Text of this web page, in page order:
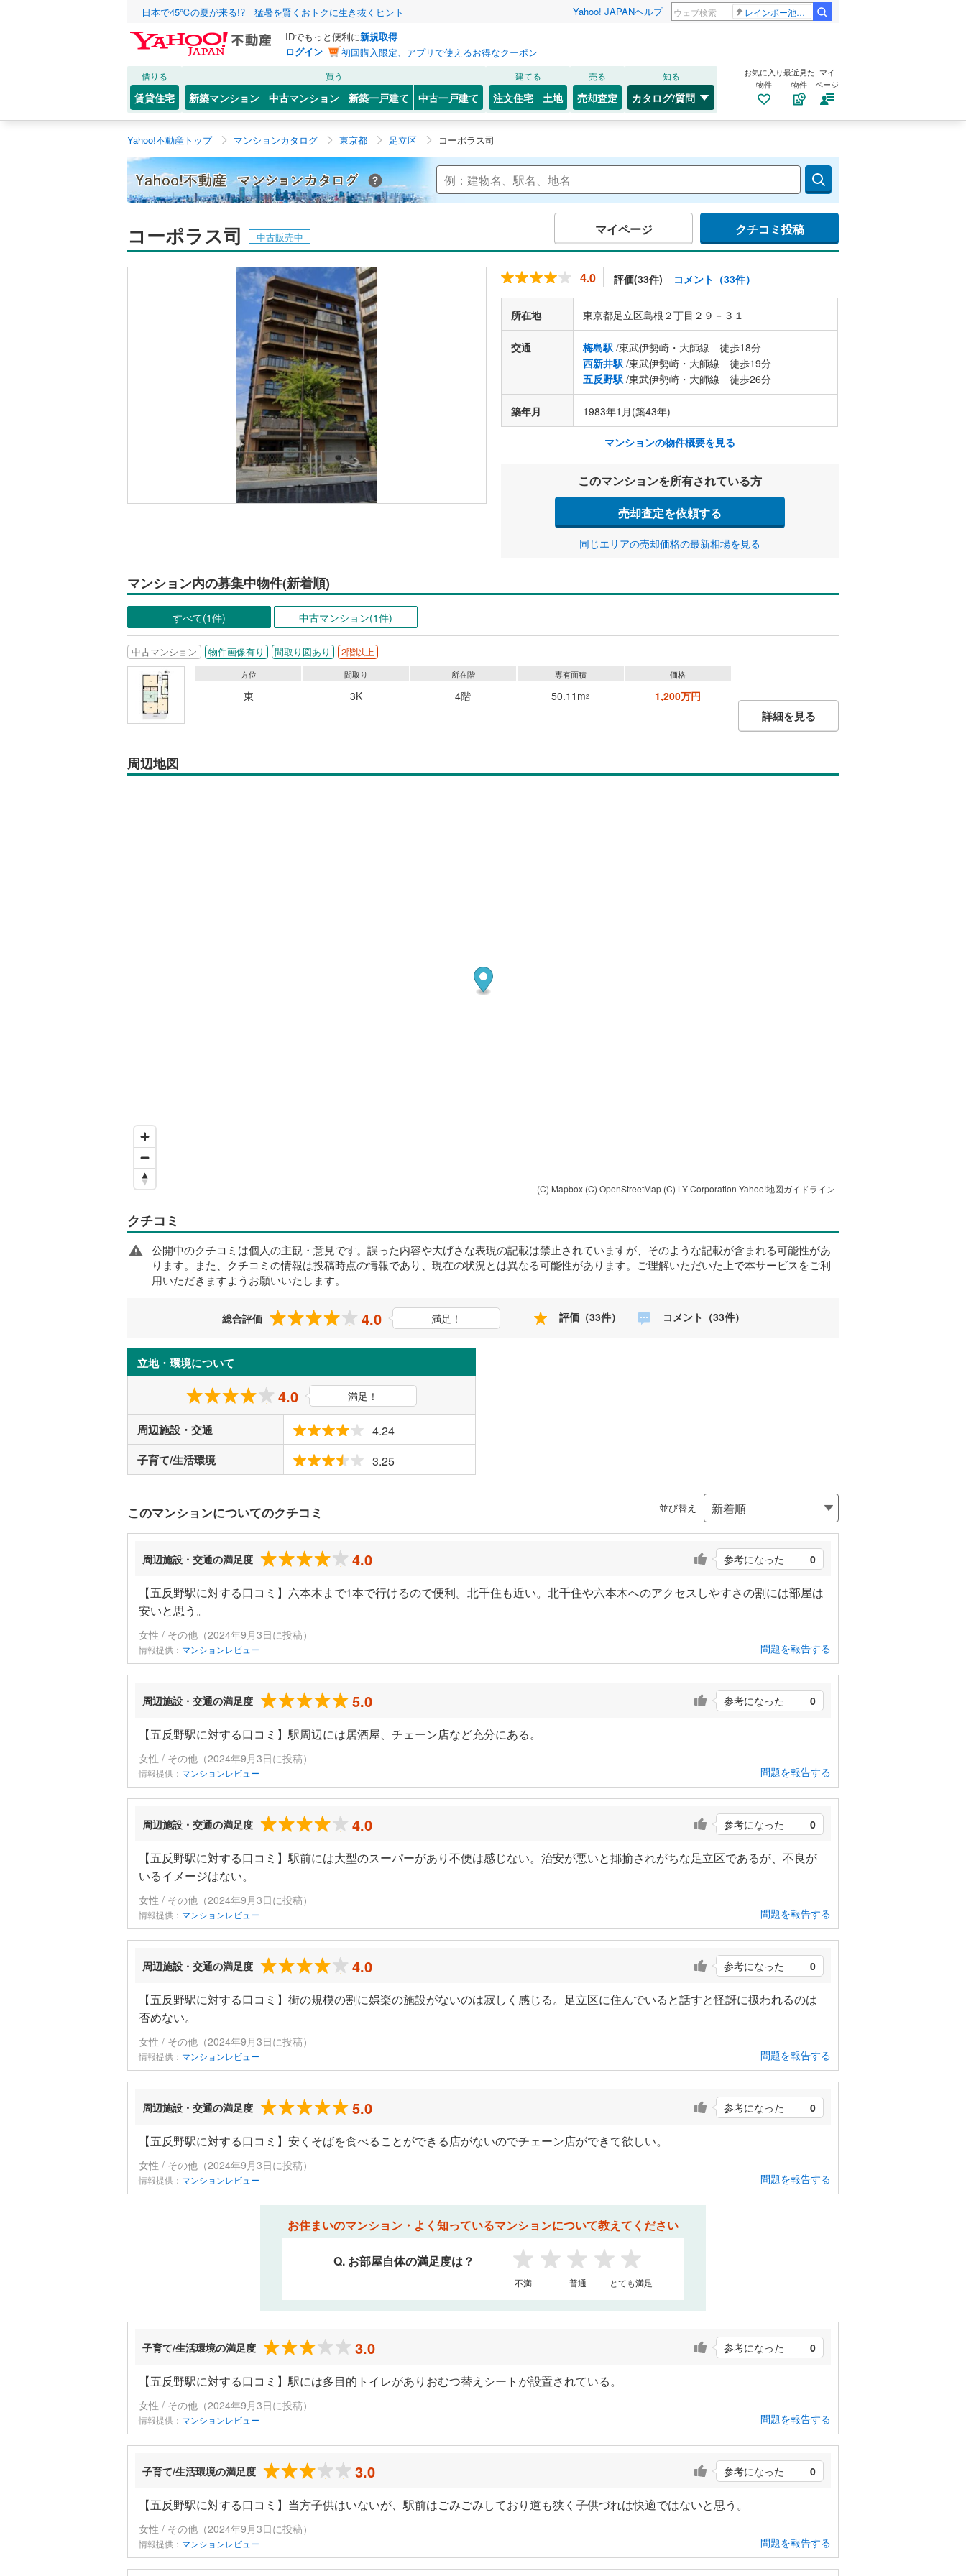
日本で45℃の夏が来る!? 猛暑を賢くおトクに生き抜くヒント Yahoo! JAPANヘルプ レインボー池田 佐藤佳奈アナ
IDでもっと便利に新規取得
ログイン
初回購入限定、アプリで使えるお得なクーポン
借りる
賃貸住宅
買う
新築マンション 中古マンション 新築一戸建て 中古一戸建て
建てる
注文住宅 土地
売る
売却査定
知る
カタログ/質問
お気に入り
物件
最近見た
物件
マイ
ページ
Yahoo!不動産トップ マンションカタログ 東京都 足立区 コーポラス司
Yahoo!不動産 マンションカタログ
コーポラス司 中古販売中 マイページ クチコミ投稿
4.0 評価(33件) コメント（33件）
所在地 東京都足立区島根２丁目２９－３１
交通 梅島駅 /東武伊勢崎・大師線 徒歩18分
西新井駅 /東武伊勢崎・大師線 徒歩19分
五反野駅 /東武伊勢崎・大師線 徒歩26分
築年月 1983年1月(築43年)
マンションの物件概要を見る
このマンションを所有されている方
売却査定を依頼する
同じエリアの売却価格の最新相場を見る
マンション内の募集中物件(新着順)
すべて(1件) 中古マンション(1件)
中古マンション 物件画像有り 間取り図あり 2階以上
価格
1,200万円
専有面積
50.11m2
所在階
4階
間取り
3K
方位
東
詳細を見る
周辺地図
(C) Mapbox (C) OpenStreetMap (C) LY Corporation Yahoo!地図ガイドライン
クチコミ
公開中のクチコミは個人の主観・意見です。誤った内容や大げさな表現の記載は禁止されていますが、そのような記載が含まれる可能性があ
ります。また、クチコミの情報は投稿時点の情報であり、現在の状況とは異なる可能性があります。ご理解いただいた上で本サービスをご利
用いただきますようお願いいたします。
総合評価 4.0 満足！ 評価（33件） コメント（33件）
立地・環境について
4.0 満足！
周辺施設・交通 4.24
子育て/生活環境 3.25
このマンションについてのクチコミ 並び替え
周辺施設・交通の満足度 4.0 参考になった 0
【五反野駅に対する口コミ】六本木まで1本で行けるので便利。北千住も近い。北千住や六本木へのアクセスしやすさの割には部屋は
安いと思う。
女性 / その他（2024年9月3日に投稿）
情報提供： マンションレビュー 問題を報告する
周辺施設・交通の満足度 5.0 参考になった 0
【五反野駅に対する口コミ】駅周辺には居酒屋、チェーン店など充分にある。
女性 / その他（2024年9月3日に投稿）
情報提供： マンションレビュー 問題を報告する
周辺施設・交通の満足度 4.0 参考になった 0
【五反野駅に対する口コミ】駅前には大型のスーパーがあり不便は感じない。治安が悪いと揶揄されがちな足立区であるが、不良が
いるイメージはない。
女性 / その他（2024年9月3日に投稿）
情報提供： マンションレビュー 問題を報告する
周辺施設・交通の満足度 4.0 参考になった 0
【五反野駅に対する口コミ】街の規模の割に娯楽の施設がないのは寂しく感じる。足立区に住んでいると話すと怪訝に扱われるのは
否めない。
女性 / その他（2024年9月3日に投稿）
情報提供： マンションレビュー 問題を報告する
周辺施設・交通の満足度 5.0 参考になった 0
【五反野駅に対する口コミ】安くそばを食べることができる店がないのでチェーン店ができて欲しい。
女性 / その他（2024年9月3日に投稿）
情報提供： マンションレビュー 問題を報告する
お住まいのマンション・よく知っているマンションについて教えてください
Q. お部屋自体の満足度は？
1 2 3 4 5
不満 普通 とても満足
子育て/生活環境の満足度 3.0 参考になった 0
【五反野駅に対する口コミ】駅には多目的トイレがありおむつ替えシートが設置されている。
女性 / その他（2024年9月3日に投稿）
情報提供： マンションレビュー 問題を報告する
子育て/生活環境の満足度 3.0 参考になった 0
【五反野駅に対する口コミ】当方子供はいないが、駅前はごみごみしており道も狭く子供づれは快適ではないと思う。
女性 / その他（2024年9月3日に投稿）
情報提供： マンションレビュー 問題を報告する